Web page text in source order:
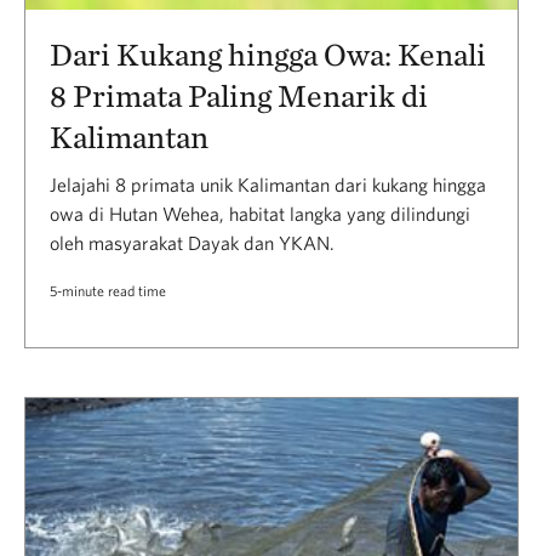
Dari Kukang hingga Owa: Kenali
8 Primata Paling Menarik di
Kalimantan
Jelajahi 8 primata unik Kalimantan dari kukang hingga
owa di Hutan Wehea, habitat langka yang dilindungi
oleh masyarakat Dayak dan YKAN.
5-minute read time